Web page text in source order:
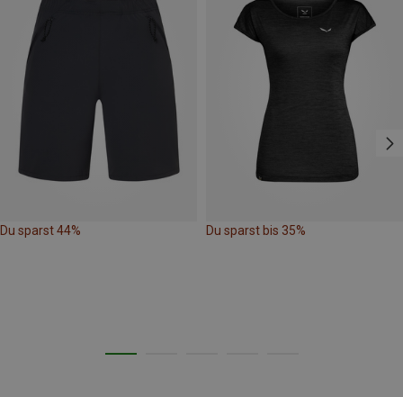
Du sparst 44% Du sparst bis 35%